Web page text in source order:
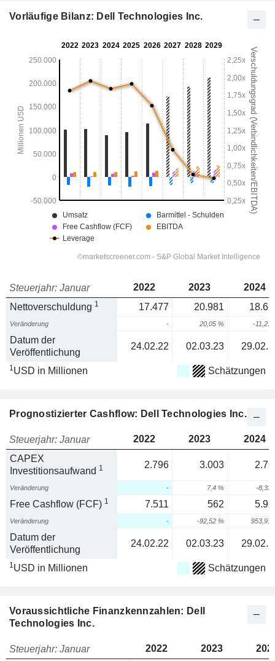
Vorläufige Bilanz: Dell Technologies Inc.
Steuerjahr: Januar 2022 2023
2024
Nettoverschuldung 1 17.477 20.981
Veränderung - 20,05 % -11,21
Datum der
Veröffentlichung
24.02.22 02.03.23
1USD in Millionen Schätzungen
Prognostizierter Cashflow: Dell Technologies Inc.
Steuerjahr: Januar 2022 2023
2024
CAPEX
Investitionsaufwand 1 2.796 3.003
Veränderung - 7,4 % -8,33
Free Cashflow (FCF) 1 7.511 562
Veränderung - -92,52 % 953,91
Datum der
Veröffentlichung
24.02.22 02.03.23
1USD in Millionen Schätzungen
Voraussichtliche Finanzkennzahlen: Dell
Technologies Inc.
Steuerjahr: Januar 2022 2023